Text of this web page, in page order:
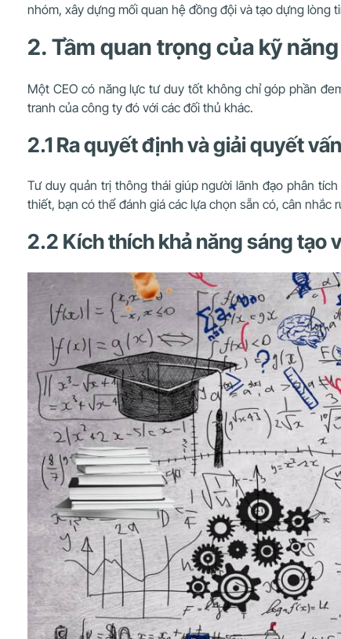
nhóm, xây dựng mối quan hệ đồng đội và tạo dựng lòng
2. Tầm quan trọng của kỹ
Một CEO có năng lực tư duy tốt không chỉ góp phần
tranh của công ty đó với các đối thủ khác.
2.1 Ra quyết định và giải quyết
Tư duy quản trị thông thái giúp người lãnh đạo phân
thiết, bạn có thể đánh giá các lựa chọn sẵn có, cân nhắc
2.2 Kích thích khả năng sáng tạo